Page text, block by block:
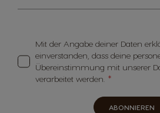
Mit der Angabe deiner Daten
einverstanden, dass deine
Übereinstimmung mit unserer
verarbeitet werden.
ABONNIEREN